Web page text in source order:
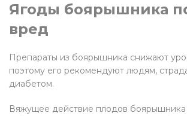
Ягоды боярышника
вред
Препараты из боярышника снижают
поэтому его рекомендуют людям,
диабетом.
Вяжущее действие плодов боярышника